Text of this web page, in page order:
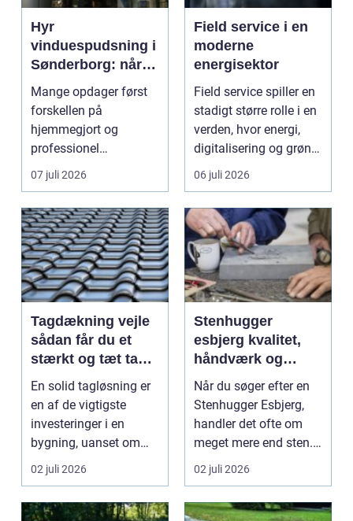
Hyr
vinduespudsning i
Sønderborg: når
det skal være nemt
Mange opdager først
forskellen på
hjemmegjort og
professionel
vinduespudsning, nå...
07 juli 2026
Field service i en
moderne
energisektor
Field service spiller en
stadigt større rolle i en
verden, hvor energi,
digitalisering og grøn
omsti...
06 juli 2026
Tagdækning vejle
sådan får du et
stærkt og tæt tag i
mange år
En solid tagløsning er
en af de vigtigste
investeringer i en
bygning, uanset om
der er tale om bolig...
02 juli 2026
Stenhugger
esbjerg kvalitet,
håndværk og
personlige
løsninger
Når du søger efter en
Stenhugger Esbjerg,
handler det ofte om
meget mere end sten.
Det handler om at...
02 juli 2026